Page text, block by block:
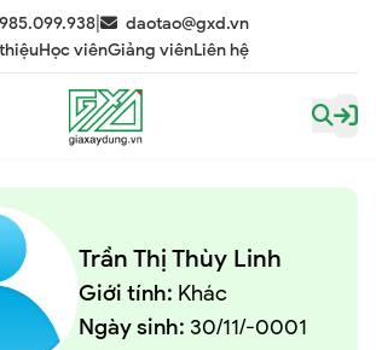
|
daotao@gxd.vn
Học viênGiảng viênLiên hệ
Trần Thị Thùy Linh
Giới tính: Khác
Ngày sinh: 30/11/-0001